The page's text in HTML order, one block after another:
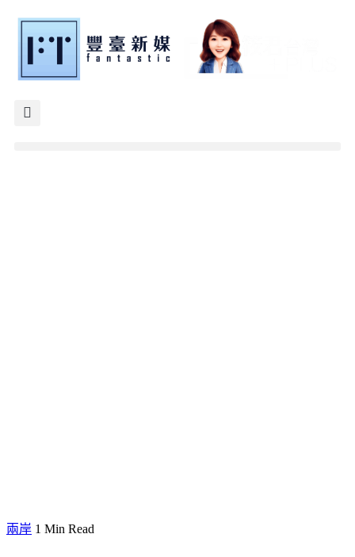
兩岸 1 Min Read